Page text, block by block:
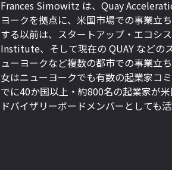
Frances Simowitz は、Quay
ヨークを拠点に、米国市場での事業立
する以前は、スタートアップ・エコ
Institute、そして現在の QUAY などの
ューヨークなど複数の都市での事業立
女はニューヨークでも有数の起業家コ
でに40か国以上・約800名の起業家が
ドバイザリーボードメンバーとしても活